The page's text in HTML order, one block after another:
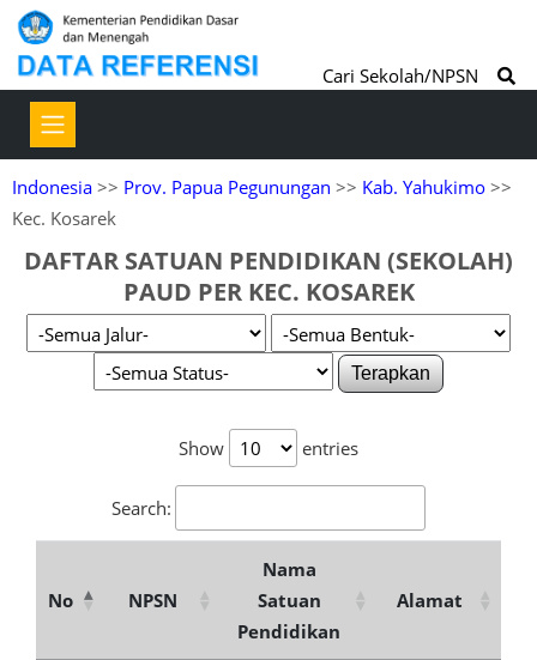
Cari Sekolah/NPSN
Indonesia >> Prov. Papua Pegunungan >> Kab. Yahukimo >>
Kec. Kosarek
DAFTAR SATUAN PENDIDIKAN (SEKOLAH)
PAUD PER KEC. KOSAREK
Terapkan
Show entries
Search:
No NPSN
Nama
Satuan
Pendidikan
Alamat